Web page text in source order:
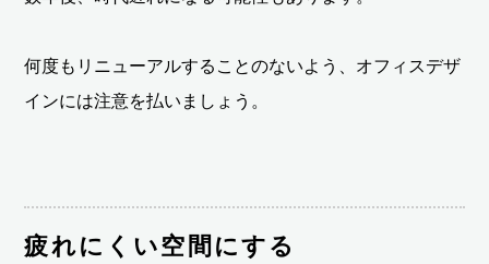
何度もリニューアルすることのないよう、オフィスデザ
インには注意を払いましょう。
疲れにくい空間にする